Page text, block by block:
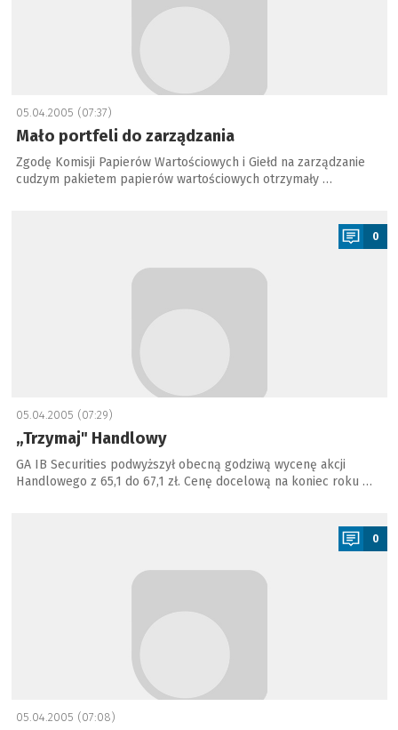
05.04.2005 (07:37)
Mało portfeli do zarządzania
Zgodę Komisji Papierów Wartościowych i Giełd na zarządzanie
cudzym pakietem papierów wartościowych otrzymały …
0
05.04.2005 (07:29)
„Trzymaj" Handlowy
GA IB Securities podwyższył obecną godziwą wycenę akcji
Handlowego z 65,1 do 67,1 zł. Cenę docelową na koniec roku …
0
05.04.2005 (07:08)